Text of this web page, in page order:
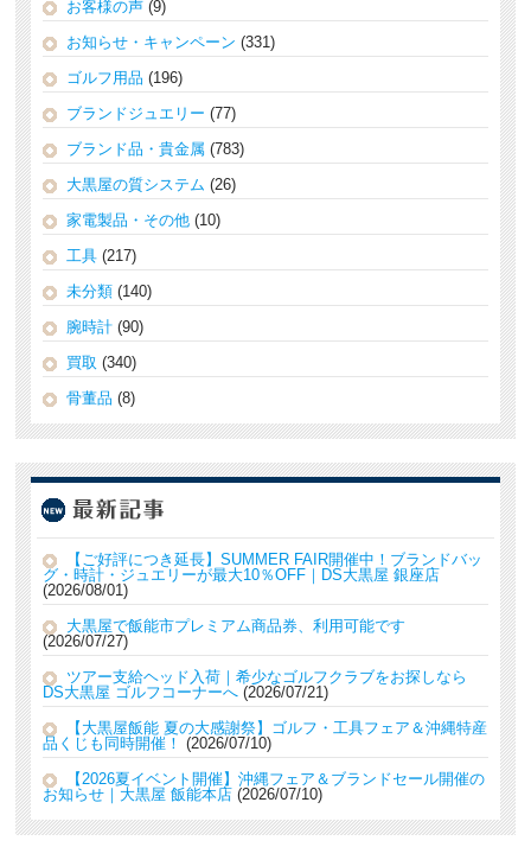
お客様の声 (9)
お知らせ・キャンペーン (331)
ゴルフ用品 (196)
ブランドジュエリー (77)
ブランド品・貴金属 (783)
大黒屋の質システム (26)
家電製品・その他 (10)
工具 (217)
未分類 (140)
腕時計 (90)
買取 (340)
骨董品 (8)
【ご好評につき延長】SUMMER FAIR開催中！ブランドバッ
グ・時計・ジュエリーが最大10％OFF｜DS大黒屋 銀座店
2026/08/01
大黒屋で飯能市プレミアム商品券、利用可能です
2026/07/27
ツアー支給ヘッド入荷｜希少なゴルフクラブをお探しなら
DS大黒屋 ゴルフコーナーへ 2026/07/21
【大黒屋飯能 夏の大感謝祭】ゴルフ・工具フェア＆沖縄特産
品くじも同時開催！
2026/07/10
【2026夏イベント開催】沖縄フェア＆ブランドセール開催の
お知らせ｜大黒屋 飯能本店 2026/07/10